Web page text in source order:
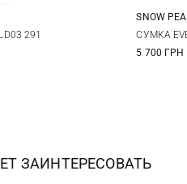
One Size
291
SNOW
СУМКА
5 700 ГРН
ЗАИНТЕРЕСОВАТЬ